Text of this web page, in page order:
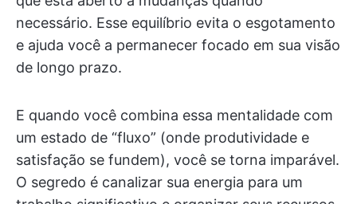
necessário. Esse equilíbrio evita o esgotamento
e ajuda você a permanecer focado em sua visão
de longo prazo.
E quando você combina essa mentalidade com
um estado de “fluxo” (onde produtividade e
satisfação se fundem), você se torna imparável.
O segredo é canalizar sua energia para um